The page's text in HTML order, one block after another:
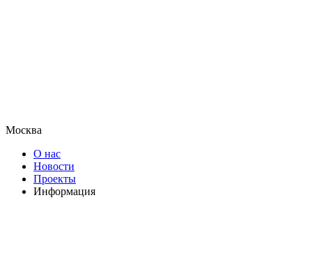
Москва
О нас
Новости
Проекты
Информация